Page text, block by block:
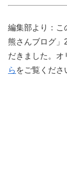
編集部より：こ
熊さんブログ」
だきました。オ
ら をご覧くださ